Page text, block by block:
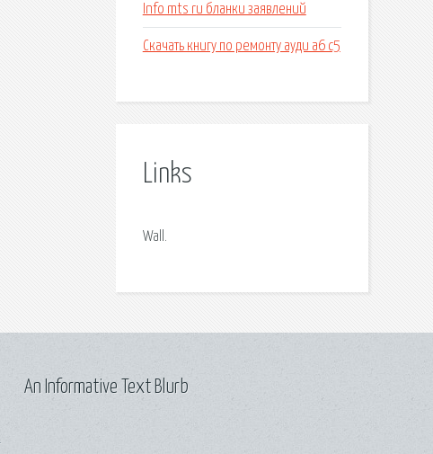
Info mts ru бланки заявлений
Скачать книгу по ремонту ауди а6 с5
Links
Wall.
An Informative Text Blurb